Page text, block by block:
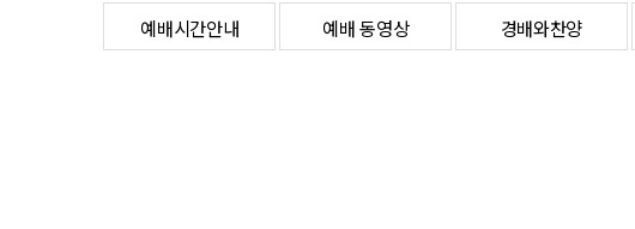
예배시간안내 예배 동영상 경배와찬양